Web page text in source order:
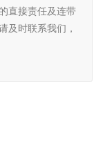
直接责任及连带
及时联系我们，